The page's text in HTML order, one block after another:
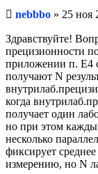
Непрочитанное
nebbbo » 25 ноя
Здравствуйте!
прецизионности
приложении п. Е4
получают N
когда
получает один
но при этом
несколько
фиксирует
измерению, но N